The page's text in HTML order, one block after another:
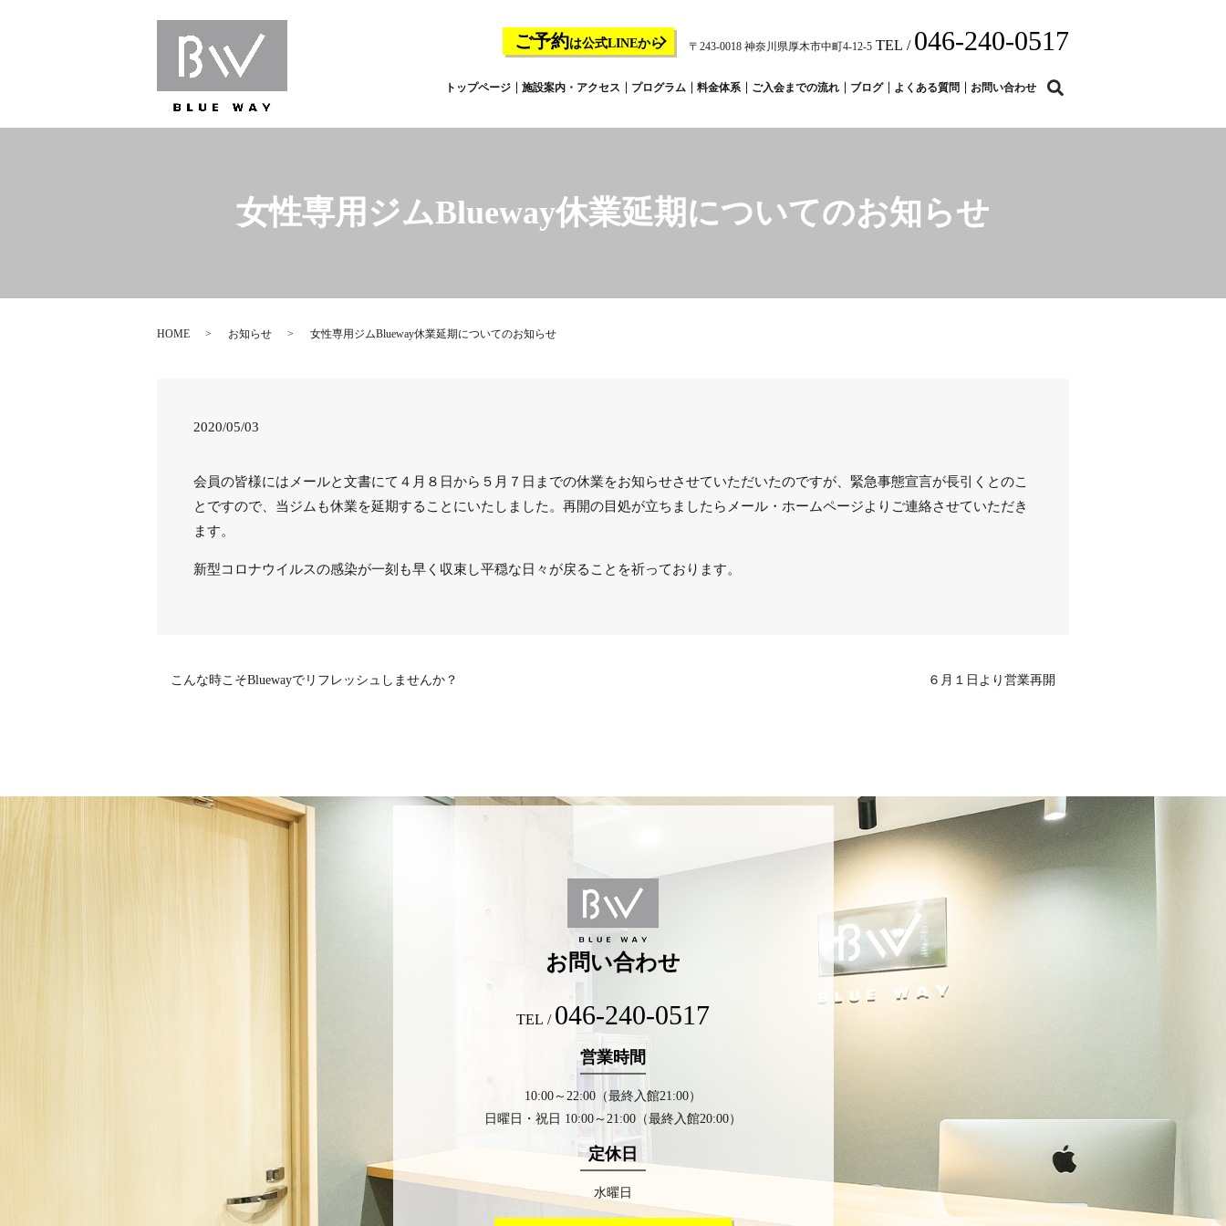
トップページ 施設案内・アクセス プログラム 料金体系 ご入会までの流れ ブログ よくある質問 お問い合わせ
ご予約は公式LINEから 〒243-0018 神奈川県厚木市中町4-12-5 TEL / 046-240-0517
女性専用ジムBlueway休業延期についてのお知らせ
HOME お知らせ 女性専用ジムBlueway休業延期についてのお知らせ
2020/05/03
会員の皆様にはメールと文書にて４月８日から５月７日までの休業をお知らせさせていただいたのですが、緊急事態宣言が長引くとのこ
とですので、当ジムも休業を延期することにいたしました。再開の目処が立ちましたらメール・ホームページよりご連絡させていただき
ます。
新型コロナウイルスの感染が一刻も早く収束し平穏な日々が戻ることを祈っております。
こんな時こそBluewayでリフレッシュしませんか？ ６月１日より営業再開
お問い合わせ
TEL / 046-240-0517
営業時間
10:00～22:00（最終入館21:00）
日曜日・祝日 10:00～21:00（最終入館20:00）
定休日
水曜日